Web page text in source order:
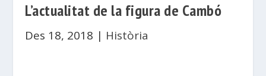
L’actualitat de la figura de Cambó
Des 18, 2018 | Història